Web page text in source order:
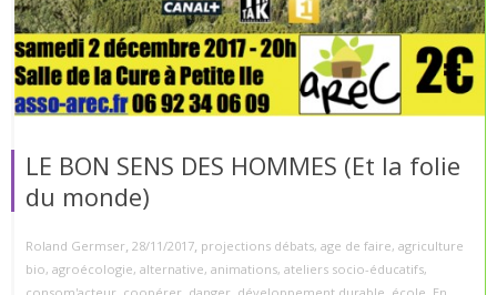
LE BON SENS DES HOMMES (Et la folie
du monde)
Roland Germser, 28/11/2017, projections débats, age de faire, agriculture
bio, agroécologie, alternative, animations, ateliers socio-éducatifs,